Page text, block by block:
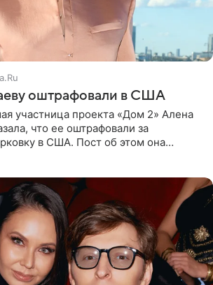
оштрафовали в США
участница проекта «Дом 2» Алена
что ее оштрафовали за
в США. Пост об этом она